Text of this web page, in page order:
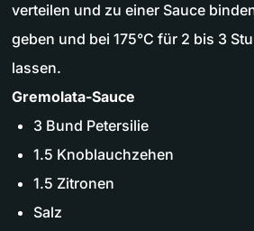
verteilen und zu einer Sauce
geben und bei 175°C für 2 bis 3
lassen.
Gremolata-Sauce
3 Bund Petersilie
1.5 Knoblauchzehen
1.5 Zitronen
Salz